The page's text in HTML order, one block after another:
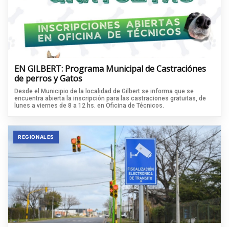
EN GILBERT: Programa Municipal de Castraciónes
de perros y Gatos
Desde el Municipio de la localidad de Gilbert se informa que se
encuentra abierta la inscripción para las castraciones gratuitas, de
lunes a viernes de 8 a 12 hs. en Oficina de Técnicos.
REGIONALES